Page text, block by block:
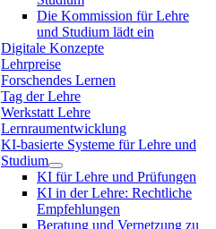
Die Kommission für Lehre
und Studium lädt ein
Digitale Konzepte
Lehrpreise
Forschendes Lernen
Tag der Lehre
Werkstatt Lehre
Lernraumentwicklung
KI-basierte Systeme für Lehre und
Studium
KI für Lehre und Prüfungen
KI in der Lehre: Rechtliche
Empfehlungen
Beratung und Vernetzung zu